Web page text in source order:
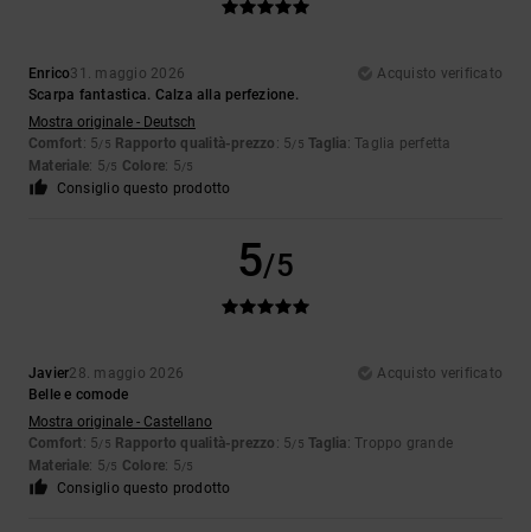
Enrico31. maggio 2026
Acquisto verificato
Scarpa fantastica. Calza alla perfezione.
Mostra originale - Deutsch
Comfort: 5/5 Rapporto qualità-prezzo : 5/5 Taglia: Taglia perfetta
Materiale: 5/5 Colore: 5/5
Consiglio questo prodotto
5/5
Javier28. maggio 2026
Acquisto verificato
Belle e comode
Mostra originale - Castellano
Comfort: 5/5 Rapporto qualità-prezzo : 5/5 Taglia: Troppo grande
Materiale: 5/5 Colore: 5/5
Consiglio questo prodotto